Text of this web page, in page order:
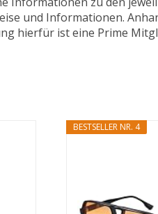
und Informationen.
hierfür ist eine Prime
BESTSELLER NR. 4